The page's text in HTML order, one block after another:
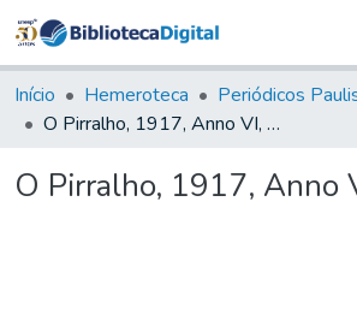
&
Coleções
Tudo na
Digital
Início Hemeroteca Periódicos
O Pirralho, 1917, Anno VI, n. 232
O Pirralho, 1917, Anno